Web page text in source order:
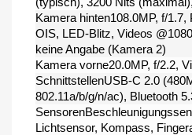
Kamera hinten108.0MP, f/​1.7,
OIS, LED-Blitz, Videos
keine Angabe (Kamera 2)
Kamera vorne20.0MP, f/​2.2,
SchnittstellenUSB-C 2.0
802.11a/​b/​g/​n/​ac), Bluetooth
Lichtsensor, Kompass,